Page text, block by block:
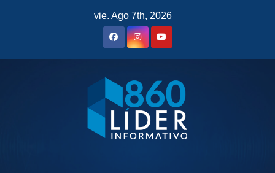
vie. Ago 7th, 2026